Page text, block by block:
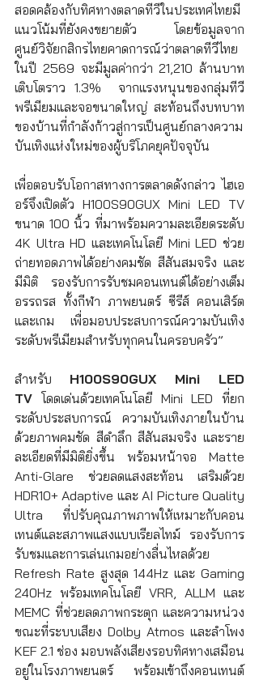
สอดคล้องกับทิศทางตลาดทีวีในประเทศไทยมี
แนวโน้มที่ยังคงขยายตัว โดยข้อมูลจาก
ศูนย์วิจัยกสิกรไทยคาดการณ์ว่าตลาดทีวีไทย
ในปี 2569 จะมีมูลค่ากว่า 21,210 ล้านบาท
เติบโตราว 1.3%  จากแรงหนุนของกลุ่มทีวี
พรีเมียมและจอขนาดใหญ่ สะท้อนถึงบทบาท
ของบ้านที่กำลังก้าวสู่การเป็นศูนย์กลางความ
บันเทิงแห่งใหม่ของผู้บริโภคยุคปัจจุบัน
เพื่อตอบรับโอกาสทางการตลาดดังกล่าว ไฮเอ
อร์จึงเปิดตัว H100S90GUX Mini LED TV
ขนาด 100 นิ้ว ที่มาพร้อมความละเอียดระดับ
4K Ultra HD และเทคโนโลยี Mini LED ช่วย
ถ่ายทอดภาพได้อย่างคมชัด สีสันสมจริง และ
มีมิติ รองรับการรับชมคอนเทนต์ได้อย่างเต็ม
อรรถรส ทั้งกีฬา ภาพยนตร์ ซีรีส์ คอนเสิร์ต
และเกม เพื่อมอบประสบการณ์ความบันเทิง
ระดับพรีเมียมสำหรับทุกคนในครอบครัว”
สำหรับ H100S90GUX Mini LED
TV โดดเด่นด้วยเทคโนโลยี Mini LED ที่ยก
ระดับประสบการณ์ ความบันเทิงภายในบ้าน
ด้วยภาพคมชัด สีดำลึก สีสันสมจริง และราย
ละเอียดที่มีมิติยิ่งขึ้น พร้อมหน้าจอ Matte
Anti-Glare ช่วยลดแสงสะท้อน เสริมด้วย
HDR10+ Adaptive และ AI Picture Quality
Ultra ที่ปรับคุณภาพภาพให้เหมาะกับคอน
เทนต์และสภาพแสงแบบเรียลไทม์ รองรับการ
รับชมและการเล่นเกมอย่างลื่นไหลด้วย
Refresh Rate สูงสุด 144Hz และ Gaming
240Hz พร้อมเทคโนโลยี VRR, ALLM และ
MEMC ที่ช่วยลดภาพกระตุก และความหน่วง
ขณะที่ระบบเสียง Dolby Atmos และลำโพง
KEF 2.1 ช่อง มอบพลังเสียงรอบทิศทางเสมือน
อยู่ในโรงภาพยนตร์ พร้อมเข้าถึงคอนเทนต์